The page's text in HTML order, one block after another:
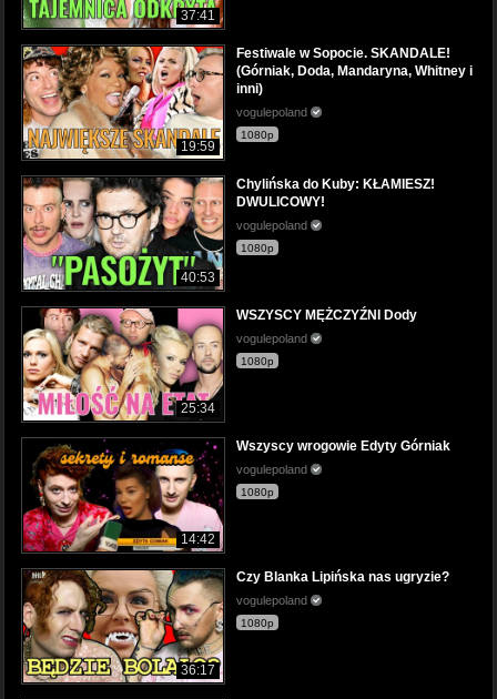
37:41
19:59
Festiwale w Sopocie. SKANDALE!
(Górniak, Doda, Mandaryna, Whitney i
inni)
vogulepoland
1080p
40:53
Chylińska do Kuby: KŁAMIESZ!
DWULICOWY!
vogulepoland
1080p
25:34
WSZYSCY MĘŻCZYŹNI Dody
vogulepoland
1080p
14:42
Wszyscy wrogowie Edyty Górniak
vogulepoland
1080p
36:17
Czy Blanka Lipińska nas ugryzie?
vogulepoland
1080p